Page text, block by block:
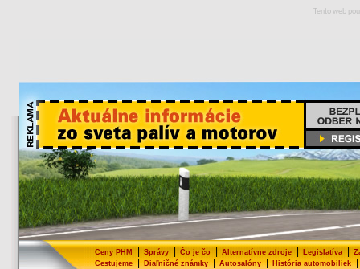
Tento web
Ceny PHM Správy Čo je čo Alternatívne zdroje Legislatíva
Cestujeme| Diaľničné známky| Autosalóny| História automobiliek|